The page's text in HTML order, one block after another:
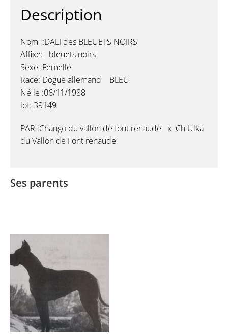
Description
Nom :DALI des BLEUETS NOIRS
Affixe: bleuets noirs
Sexe :Femelle
Race: Dogue allemand BLEU
Né le :06/11/1988
lof: 39149
PAR :Chango du vallon de font renaude x Ch Ulka
du Vallon de Font renaude
Ses parents